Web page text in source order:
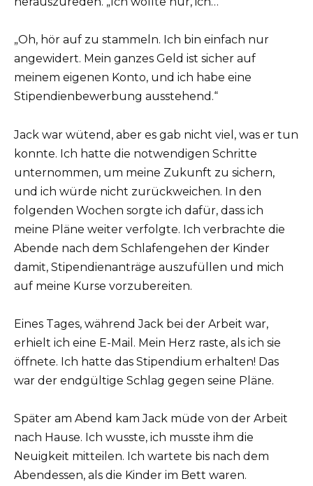
„Oh, hör auf zu stammeln. Ich bin einfach nur
angewidert. Mein ganzes Geld ist sicher auf
meinem eigenen Konto, und ich habe eine
Stipendienbewerbung ausstehend.“
Jack war wütend, aber es gab nicht viel, was er tun
konnte. Ich hatte die notwendigen Schritte
unternommen, um meine Zukunft zu sichern,
und ich würde nicht zurückweichen. In den
folgenden Wochen sorgte ich dafür, dass ich
meine Pläne weiter verfolgte. Ich verbrachte die
Abende nach dem Schlafengehen der Kinder
damit, Stipendienanträge auszufüllen und mich
auf meine Kurse vorzubereiten.
Eines Tages, während Jack bei der Arbeit war,
erhielt ich eine E-Mail. Mein Herz raste, als ich sie
öffnete. Ich hatte das Stipendium erhalten! Das
war der endgültige Schlag gegen seine Pläne.
Später am Abend kam Jack müde von der Arbeit
nach Hause. Ich wusste, ich musste ihm die
Neuigkeit mitteilen. Ich wartete bis nach dem
Abendessen, als die Kinder im Bett waren.